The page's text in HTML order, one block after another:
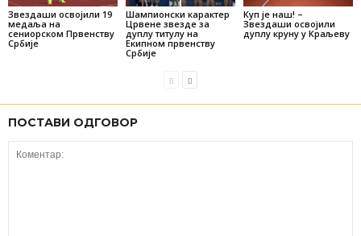
Звездаши освојили 19
медаља на
сениорском Првенству
Србије
Шампионски карактер
Црвене звезде за
дуплу титулу на
Екипном првенству
Србије
Куп је наш! –
Звездаши освојили
дуплу круну у Краљеву
ПОСТАВИ ОДГОВОР